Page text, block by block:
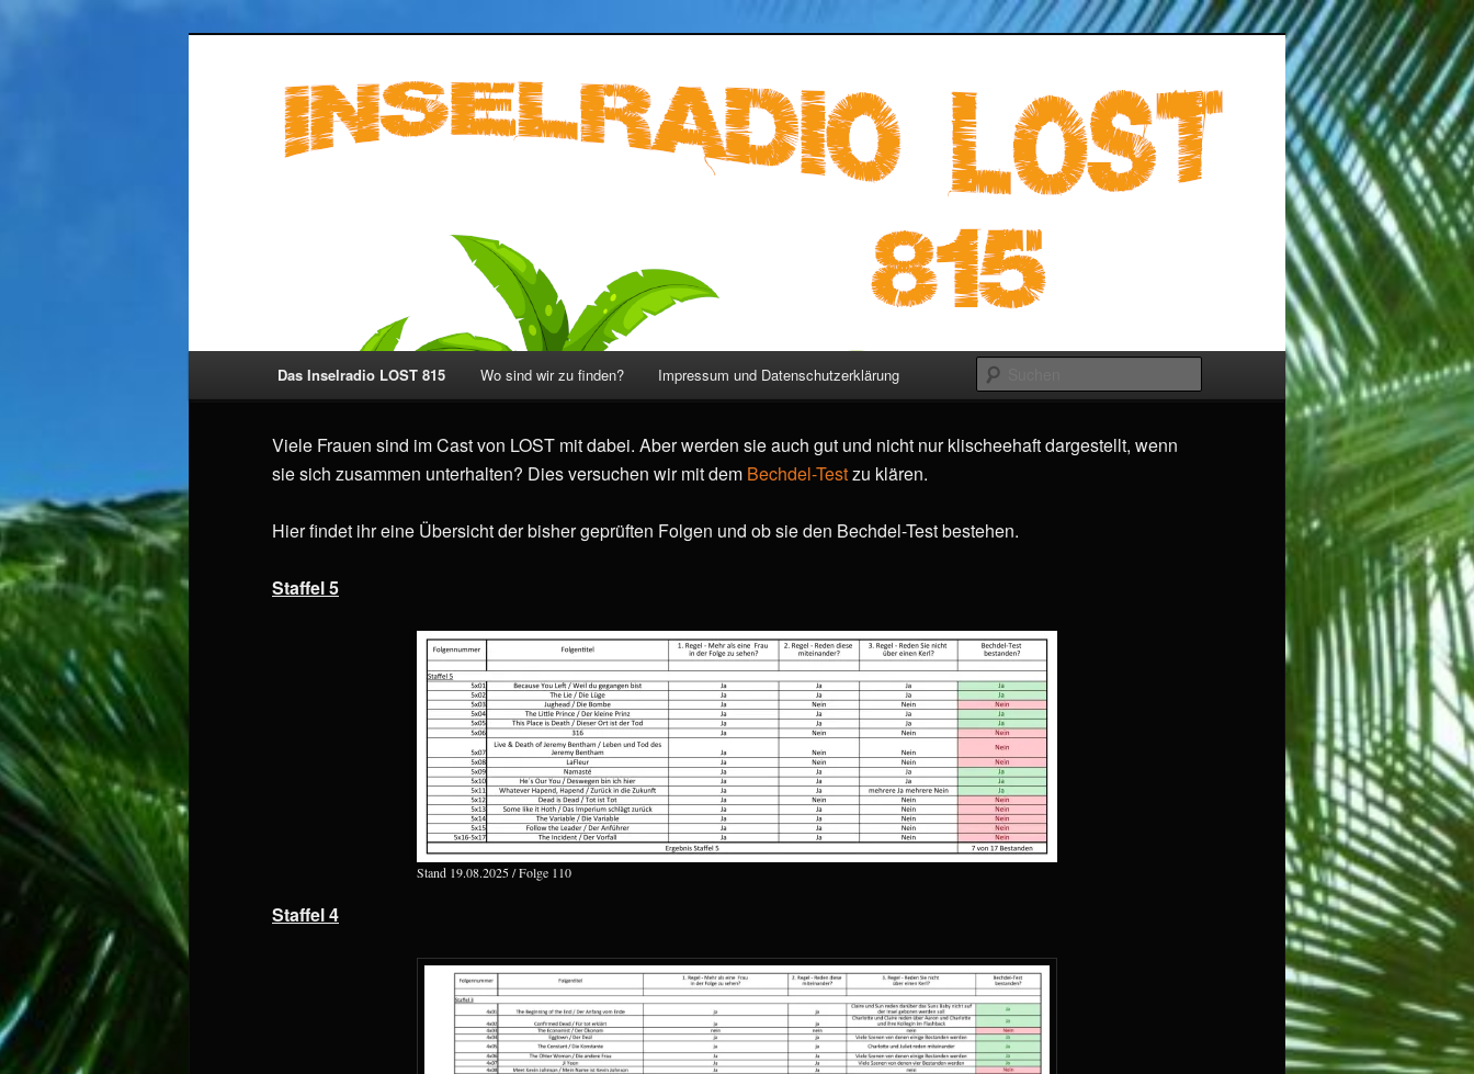
Inselradio LOST 815 – LOST Podcast deutsch
Das Inselradio LOST 815 Wo sind wir zu finden? Impressum und Datenschutzerklärung
Viele Frauen sind im Cast von LOST mit dabei. Aber werden sie auch gut und nicht nur klischeehaft dargestellt, wenn
sie sich zusammen unterhalten? Dies versuchen wir mit dem Bechdel-Testzu klären.
Hier findet ihr eine Übersicht der bisher geprüften Folgen und ob sie den Bechdel-Test bestehen.
Staffel 5
Stand 19.08.2025 / Folge 110
Staffel 4